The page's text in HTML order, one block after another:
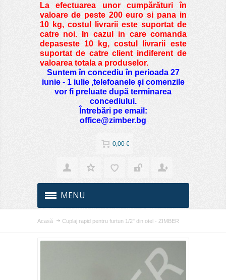
La efectuarea unor cumpărături în
valoare de peste200 euro si pana in
10 kg, costul livrarii este suportat de
catre noi. In cazul in care comanda
depaseste 10 kg, costul livrarii este
suportat de catre client indiferent de
valoarea totala a produselor.
Suntem în concediu în perioada 27
iunie - 1 iulie ,telefoanele și comenzile
vor fi preluate după terminarea
concediului.
Întrebări pe email:
office@zimber.bg
0,00 €
MENU
Acasă Cuplaj rapid pentru furtun 1/2" din otel - ZIMBER